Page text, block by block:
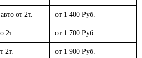
от 2т. от 1 400 Руб.
2т. от 1 700 Руб.
2т. от 1 900 Руб.